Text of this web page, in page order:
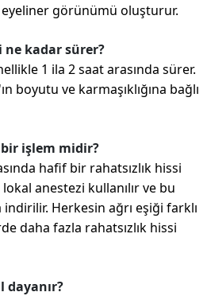
görünümü oluşturur.
ne kadar sürer?
1 ila 2 saat arasında sürer.
boyutu ve karmaşıklığına bağlı
bir işlem midir?
hafif bir rahatsızlık hissi
anestezi kullanılır ve bu
Herkesin ağrı eşiği farklı
daha fazla rahatsızlık hissi
dayanır?